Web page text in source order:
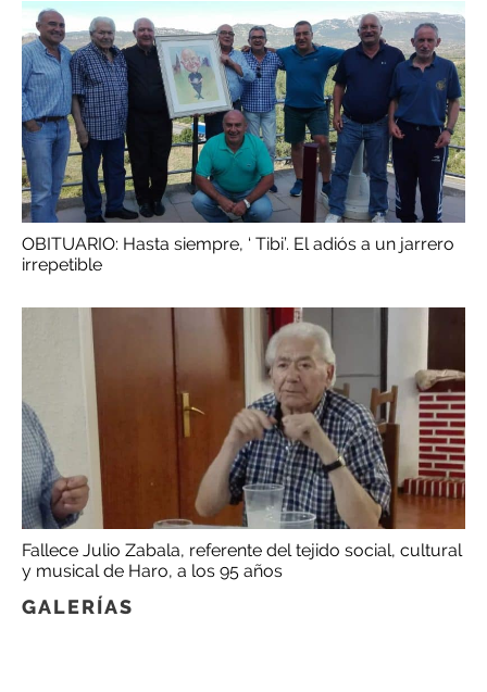
OBITUARIO: Hasta siempre, ‘ Tibi’. El adiós a un jarrero
irrepetible
Fallece Julio Zabala, referente del tejido social, cultural
y musical de Haro, a los 95 años
GALERÍAS